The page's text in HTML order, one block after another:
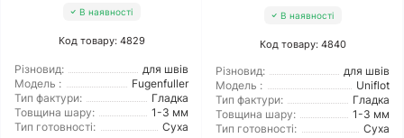
В наявності
Код товару: 4829
Різновид:
для швів
Модель :
Fugenfuller
Тип фактури:
Гладка
Товщина шару:
1-3 мм
Тип готовності:
Суха
В наявності
Код товару: 4840
Різновид:
для швів
Модель :
Uniflot
Тип фактури:
Гладка
Товщина шару:
1-3 мм
Тип готовності:
Суха